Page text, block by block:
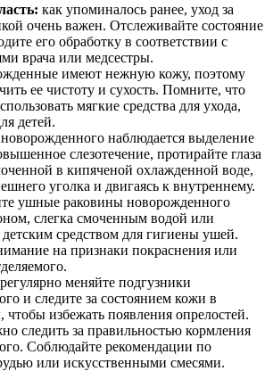
как упоминалось ранее, уход за
очень важен. Отслеживайте состояние
его обработку в соответствии с
врача или медсестры.
имеют нежную кожу, поэтому
ее чистоту и сухость. Помните, что
мягкие средства для ухода,
детей.
наблюдается выделение
слезотечение, протирайте глаза
в кипяченой охлажденной воде,
уголка и двигаясь к внутреннему.
ушные раковины новорожденного
слегка смоченным водой или
средством для гигиены ушей.
на признаки покраснения или
регулярно меняйте подгузники
и следите за состоянием кожи в
чтобы избежать появления опрелостей.
следить за правильностью кормления
Соблюдайте рекомендации по
или искусственными смесями.